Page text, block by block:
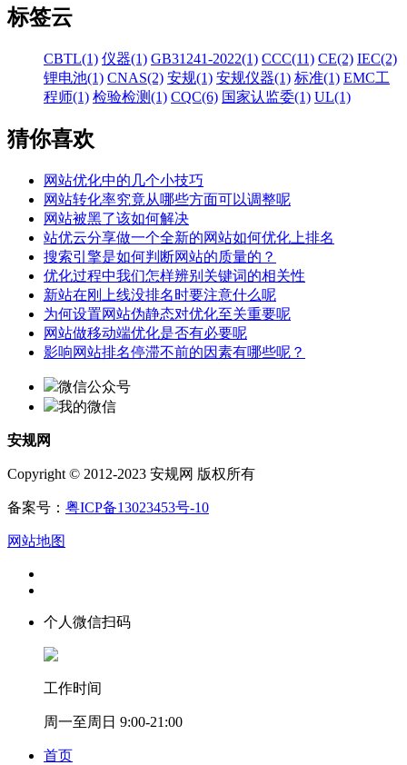
标签云
CBTL(1) 仪器(1) GB31241-2022(1) CCC(11) CE(2) IEC(2)
锂电池(1) CNAS(2) 安规(1) 安规仪器(1) 标准(1) EMC工
程师(1) 检验检测(1) CQC(6) 国家认监委(1) UL(1)
猜你喜欢
网站优化中的几个小技巧
网站转化率究竟从哪些方面可以调整呢
网站被黑了该如何解决
站优云分享做一个全新的网站如何优化上排名
搜索引擎是如何判断网站的质量的？
优化过程中我们怎样辨别关键词的相关性
新站在刚上线没排名时要注意什么呢
为何设置网站伪静态对优化至关重要呢
网站做移动端优化是否有必要呢
影响网站排名停滞不前的因素有哪些呢？
微信公众号
我的微信
安规网
Copyright © 2012-2023 安规网 版权所有
备案号： 粤ICP备13023453号-10
网站地图
个人微信扫码
工作时间
周一至周日 9:00-21:00
首页